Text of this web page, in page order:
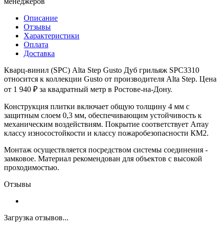
Описание
Отзывы
Характеристики
Оплата
Доставка
Кварц-винил (SPC) Alta Step Gusto Дуб грильяж SPC3310
относится к коллекции Gusto от производителя Alta Step. Цена
от 1 940 ₽ за квадратный метр в Ростове-на-Дону.
Конструкция плитки включает общую толщину 4 мм с
защитным слоем 0,3 мм, обеспечивающим устойчивость к
механическим воздействиям. Покрытие соответствует Array
классу износостойкости и классу пожаробезопасности КМ2.
Монтаж осуществляется посредством системы соединения -
замковое. Материал рекомендован для объектов с высокой
проходимостью.
Отзывы
Загрузка отзывов...